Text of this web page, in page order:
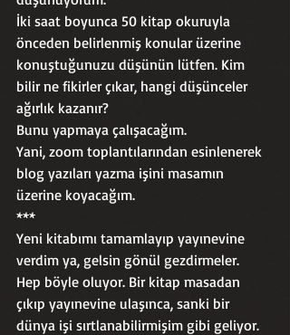
İki saat boyunca 50 kitap okuruyla
önceden belirlenmiş konular üzerine
konuştuğunuzu düşünün lütfen. Kim
bilir ne fikirler çıkar, hangi düşünceler
ağırlık kazanır?
Bunu yapmaya çalışacağım.
Yani, zoom toplantılarından esinlenerek
blog yazıları yazma işini masamın
üzerine koyacağım.
***
Yeni kitabımı tamamlayıp yayınevine
verdim ya, gelsin gönül gezdirmeler.
Hep böyle oluyor. Bir kitap masadan
çıkıp yayınevine ulaşınca, sanki bir
dünya işi sırtlanabilirmişim gibi geliyor.